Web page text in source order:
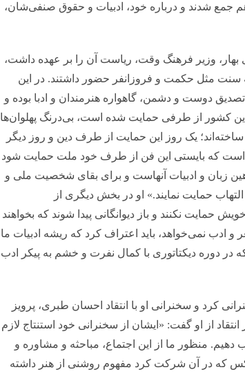
جمع شدند و درباره خود، ادبیات و حقوق صنفی‌شان،
شد و ملک‌الشعرای بهار، وزیر فرهنگ وقت، ریاست آن را بر عهده داشت،
به سنت‌ مثل حکمت و فروزانفر حضور داشتند. در این
دوست و دشمن، گاهواره هنرمندان و ادبا بوده و
کشور از طرفی حمایت شده است، بی‌درنگ پهلوان‌ها
یک روز این حمایت از طرف دین و روز دیگر
است که بایستی این فن از طرف خود ملت حمایت شود
زبان و ادبیات آنهاست و برای بقای شخصیت ملی و
حمایت نمایند.» او در بخش دیگری از
حمایت نکنند و باز دیوانگانی پیدا شوند که بخواهند
و ادب نمی‌خواهد، باید اعتراف کرد که ریشه ادبیات ما
دوره دیکتاتوری با کمال نفرت و خشم به پیکر ادب
و سخنرانی او با انتقاد احسان‌ طبری، پرویز
از او گفت: «ایشان از سخنرانی خود استنتاج لازم
دهیم. منظور ما از این اجتماع، مباحثه و مشاوره و
کس که در آن شرکت کرد مفهوم روشنی از هنر داشته